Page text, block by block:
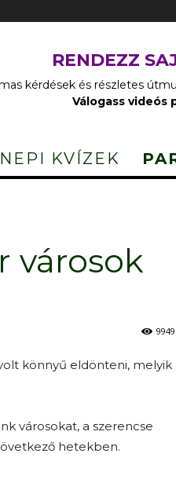
RENDEZZ
kérdések és részletes
Válogass videós
KVÍZEK
városok
9949
könnyű eldönteni, melyik
városokat, a szerencse
hetekben.